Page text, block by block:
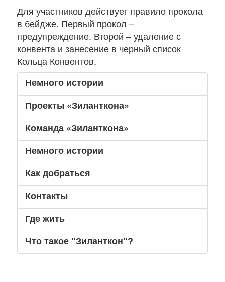
Для участников действует правило прокола
в бейдже. Первый прокол –
предупреждение. Второй – удаление с
конвента и занесение в черный список
Кольца Конвентов.
Немного истории
Проекты «Зиланткона»
Команда «Зиланткона»
Немного истории
Как добраться
Контакты
Где жить
Что такое "Зиланткон"?